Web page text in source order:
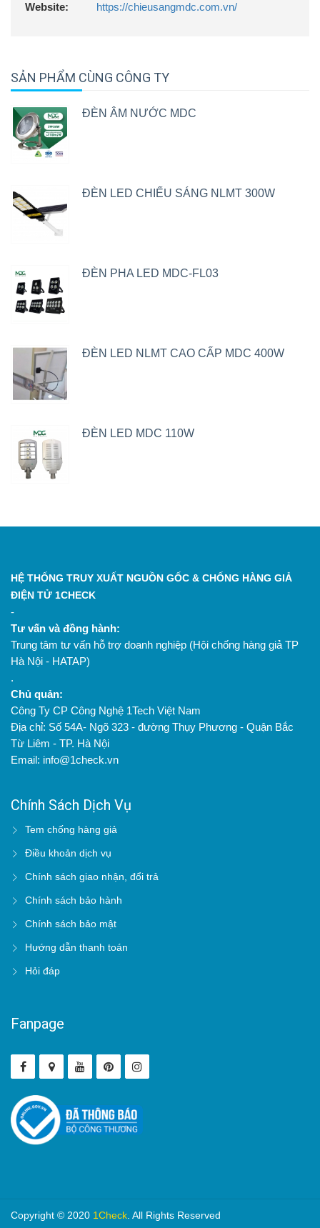
Website:
https://chieusangmdc.com.vn/
SẢN PHẨM CÙNG CÔNG TY
ĐÈN ÂM NƯỚC MDC
ĐÈN LED CHIẾU SÁNG NLMT 300W
ĐÈN PHA LED MDC-FL03
ĐÈN LED NLMT CAO CẤP MDC 400W
ĐÈN LED MDC 110W
HỆ THỐNG TRUY XUẤT NGUỒN GỐC & CHỐNG HÀNG GIẢ
ĐIỆN TỬ 1CHECK
-
Tư vấn và đồng hành:
Trung tâm tư vấn hỗ trợ doanh nghiệp (Hội chống hàng giả TP
Hà Nội - HATAP)
.
Chủ quản:
Công Ty CP Công Nghệ 1Tech Việt Nam
Địa chỉ: Số 54A- Ngõ 323 - đường Thụy Phương - Quận Bắc
Từ Liêm - TP. Hà Nội
Email: info@1check.vn
Chính Sách Dịch Vụ
Tem chống hàng giả
Điều khoản dịch vụ
Chính sách giao nhận, đổi trả
Chính sách bảo hành
Chính sách bảo mật
Hướng dẫn thanh toán
Hỏi đáp
Fanpage
Copyright © 2020 1Check . All Rights Reserved